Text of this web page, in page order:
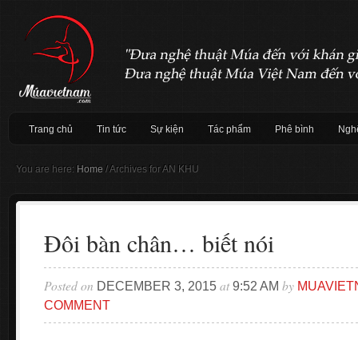
Trang chủ Tin tức Sự kiện Tác phẩm Phê bình
You are here: Home /Archives for AN KHU
Đôi bàn chân… biết nói
Posted on DECEMBER 3, 2015 at9:52 AM by
COMMENT